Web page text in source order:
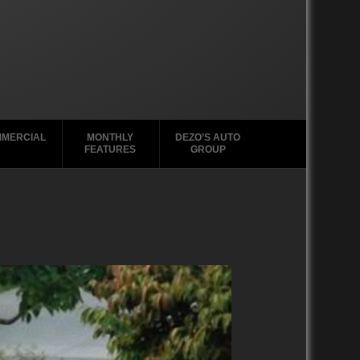
2000-2009
1990-1999
1980-1989
1970-1979
2000-2009
1990-1999
2020-2029
MONTHLY
FEATURES
DEZO’S AUTO
GROUP